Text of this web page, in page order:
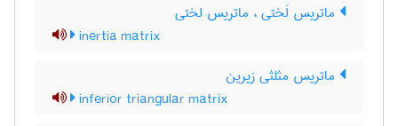
ماتریس لَختی ، ماتریس لختی
inertia matrix
ماتریس مثلثی زیرین
inferior triangular matrix